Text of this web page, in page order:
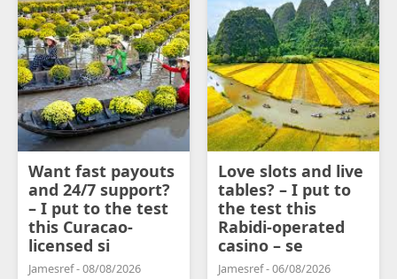
Want fast payouts
and 24/7 support?
– I put to the test
this Curacao-
licensed si
Jamesref - 08/08/2026
Love slots and live
tables? – I put to
the test this
Rabidi-operated
casino – se
Jamesref - 06/08/2026